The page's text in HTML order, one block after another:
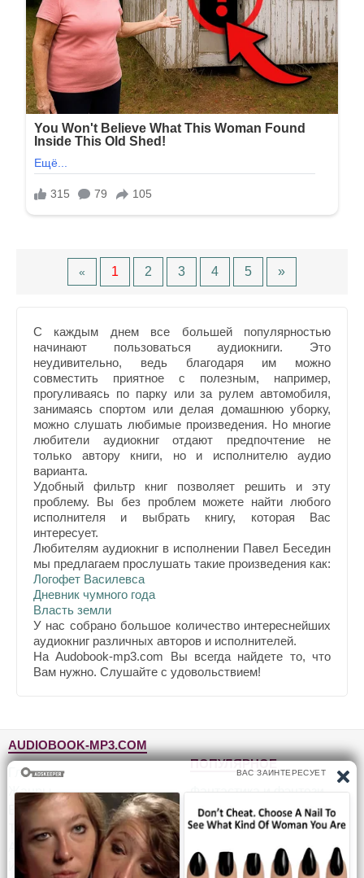
« 1 2 3 4 5 »
С каждым днем все большей популярностью
начинают пользоваться аудиокниги. Это
неудивительно, ведь благодаря им можно
совместить приятное с полезным, например,
прогуливаясь по парку или за рулем автомобиля,
занимаясь спортом или делая домашнюю уборку,
можно слушать любимые произведения. Но многие
любители аудиокниг отдают предпочтение не
только автору книги, но и исполнителю аудио
варианта.
Удобный фильтр книг позволяет решить и эту
проблему. Вы без проблем можете найти любого
исполнителя и выбрать книгу, которая Вас
интересует.
Любителям аудиокниг в исполнении Павел Беседин
мы предлагаем прослушать такие произведения как:
Логофет Василевса
Дневник чумного года
Власть земли
У нас собрано большое количество интереснейших
аудиокниг различных авторов и исполнителей.
На Audobook-mp3.com Вы всегда найдете то, что
Вам нужно. Слушайте с удовольствием!
AUDIOBOOK-MP3.COM
Главная
Жанры
Блог
Топ-100
Авторы
Исполнители
ПОПУЛЯРНОЕ
Фантастика и фэнтези
Детективы, триллеры
Для детей
Приключения